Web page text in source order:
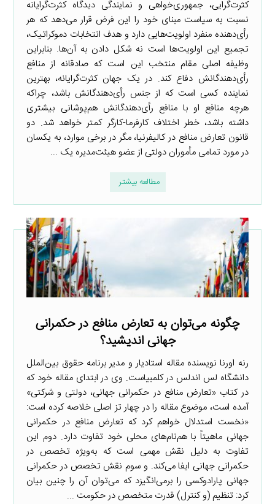
کثرت‌گرایی، جمهوری‌خواهی و نمایندگی دیدگاه کثرت‌گرایانه
نسبت به سیاست مبنای خود را این فرض قرار می‌دهد که هر
رأی‌دهنده منفرد اولویت‌هایی دارد و هدف انتخابات دموکراتیک،
تجمیع این اولویت‌ها است نه شکل دادن به آن‌ها. بنابراین
وظیفه اصلی مقام منتخب این است که صادقانه از منافع
رأی‌دهندگانش دفاع کند. در یک جهان کثرت‌گرایانه، بهترین
نماینده کسی است که از جنس رأی‌دهندگانش باشد، چراکه
هرچه منافع او با منافع رأی‌دهندگانش هم‌پوشانی بیشتری
داشته باشد، خطر اختلاف کارفرما-کارگر کمتر خواهد شد. دو
قانون تعارض منافع در کالیفرنیا، مگر در برخی موارد، به یکسان
در مورد تمامی مأموران دولتی از عضو هیئت‌مدیره یک ...
مطالعه بیشتر
چگونه می‌توان به تعارض منافع در حکمرانی
جهانی اندیشید؟
رنه اورنا نویسنده مقاله استادیار و مدیر برنامه حقوق بین‌الملل
دانشگاه لس اندلس در کلمبیاست. وی در ابتدای مقاله خود که
در کتاب «تعارض منافع در حکمرانی جهانی، دولتی و شرکتی»
آمده است، موضوع مقاله را در چهار تز اصلی خلاصه کرده است:
«نخست استدلال خواهم کرد که تعارض منافع در حکمرانی
جهانی ماهیتاً با هم‌نام‌های محلی خود تفاوت دارد. دوم این
تفاوت به دلیل نقش مهمی است که به‌ویژه تخصص در
حکمرانی جهانی ایفا می‌کند. و سوم نقش تخصص در حکمرانی
جهانی پارادوکسی را برمی‌انگیزد که می‌توان آن را چنین بیان
کرد: تنظیم (و کنترل) قدرت متخصص در حکومت ...